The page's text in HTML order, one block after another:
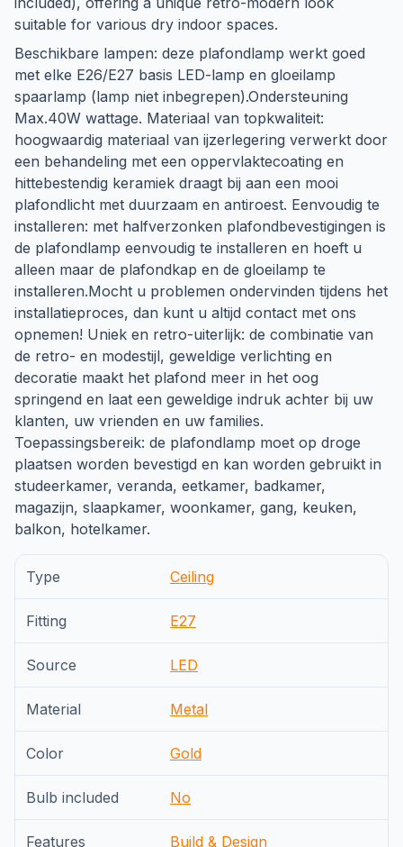
suitable for various dry indoor spaces.
Beschikbare lampen: deze plafondlamp werkt goed
met elke E26/E27 basis LED-lamp en gloeilamp
spaarlamp (lamp niet inbegrepen).Ondersteuning
Max.40W wattage. Materiaal van topkwaliteit:
hoogwaardig materiaal van ijzerlegering verwerkt door
een behandeling met een oppervlaktecoating en
hittebestendig keramiek draagt ​​bij aan een mooi
plafondlicht met duurzaam en antiroest. Eenvoudig te
installeren: met halfverzonken plafondbevestigingen is
de plafondlamp eenvoudig te installeren en hoeft u
alleen maar de plafondkap en de gloeilamp te
installeren.Mocht u problemen ondervinden tijdens het
installatieproces, dan kunt u altijd contact met ons
opnemen! Uniek en retro-uiterlijk: de combinatie van
de retro- en modestijl, geweldige verlichting en
decoratie maakt het plafond meer in het oog
springend en laat een geweldige indruk achter bij uw
klanten, uw vrienden en uw families.
Toepassingsbereik: de plafondlamp moet op droge
plaatsen worden bevestigd en kan worden gebruikt in
studeerkamer, veranda, eetkamer, badkamer,
magazijn, slaapkamer, woonkamer, gang, keuken,
balkon, hotelkamer.
Type Ceiling
Fitting E27
Source LED
Material Metal
Color Gold
Bulb included No
Features Build & Design